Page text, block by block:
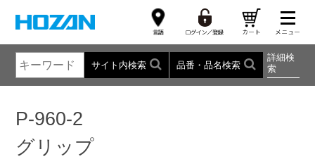
サイト内検索 品番・品名検索
詳細検
索
P-960-2
グリップ